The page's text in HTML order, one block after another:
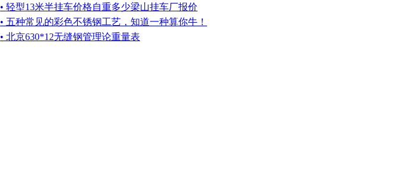
• 轻型13米半挂车价格自重多少梁山挂车厂报价
• 五种常见的彩色不锈钢工艺，知道一种算你牛！
• 北京630*12无缝钢管理论重量表